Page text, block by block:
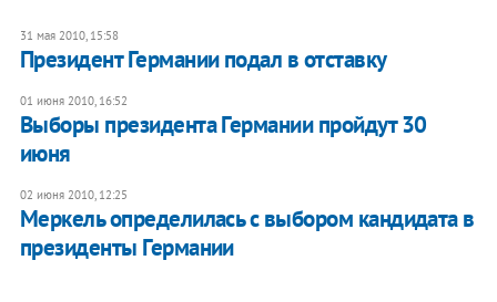
31 мая 2010, 15:58
Президент Германии подал в отставку
01 июня 2010, 16:52
Выборы президента Германии пройдут 30
июня
02 июня 2010, 12:25
Меркель определилась с выбором кандидата в
президенты Германии